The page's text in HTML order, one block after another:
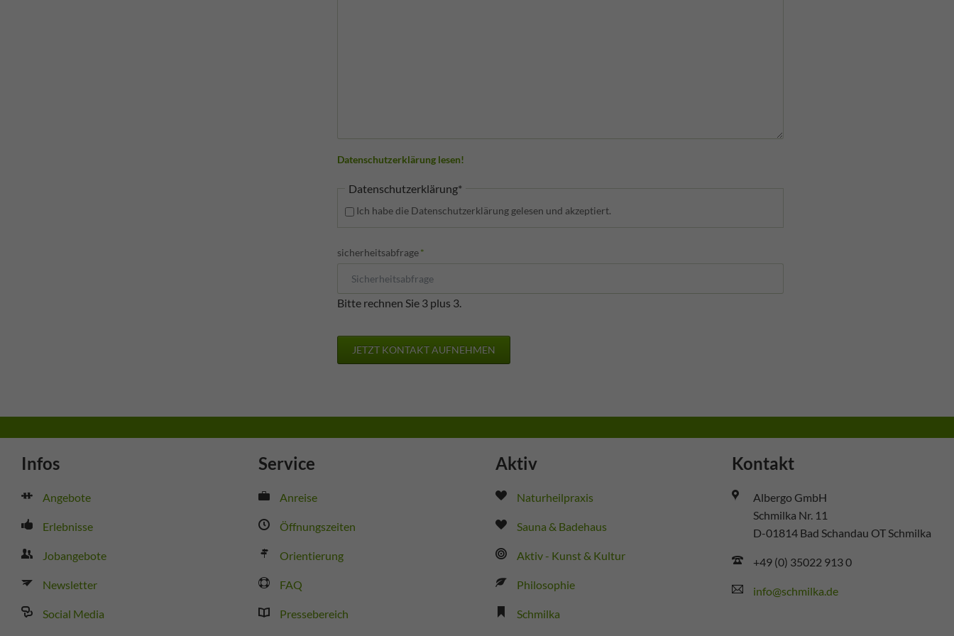
Datenschutzerklärung lesen!
Pflichtfeld
Datenschutzerklärung*
Ich habe die Datenschutzerklärung gelesen und akzeptiert.
Pflichtfeld
sicherheitsabfrage*
Bitte rechnen Sie 3 plus 3.
JETZT KONTAKT AUFNEHMEN
Infos
Angebote
Erlebnisse
Jobangebote
Newsletter
Social Media
Service
Anreise
Öffnungszeiten
Orientierung
FAQ
Pressebereich
Aktiv
Naturheilpraxis
Sauna & Badehaus
Aktiv - Kunst & Kultur
Philosophie
Schmilka
Kontakt
Albergo GmbH
Schmilka Nr. 11
D-01814 Bad Schandau OT Schmilka
+49 (0) 35022 913 0
info@schmilka.de